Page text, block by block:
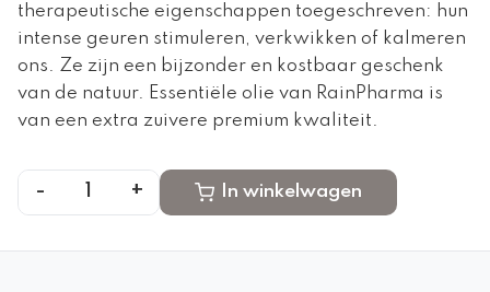
therapeutische eigenschappen toegeschreven: hun
intense geuren stimuleren, verkwikken of kalmeren
ons. Ze zijn een bijzonder en kostbaar geschenk
van de natuur. Essentiële olie van RainPharma is
van een extra zuivere premium kwaliteit.
- + In winkelwagen